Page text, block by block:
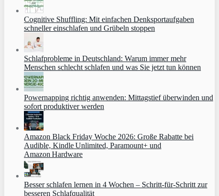
Cognitive Shuffling: Mit einfachen Denksportaufgaben
schneller einschlafen und Grübeln stoppen
Schlafprobleme in Deutschland: Warum immer mehr
Menschen schlecht schlafen und was Sie jetzt tun können
Powernapping richtig anwenden: Mittagstief überwinden und
sofort produktiver werden
Amazon Black Friday Woche 2026: Große Rabatte bei
Audible, Kindle Unlimited, Paramount+ und
Amazon Hardware
Besser schlafen lernen in 4 Wochen – Schritt‑für‑Schritt zur
besseren Schlafqualität